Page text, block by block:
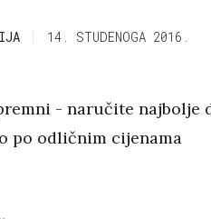
14. STUDENOGA 2016.
- naručite najbolje
po odličnim cijenama